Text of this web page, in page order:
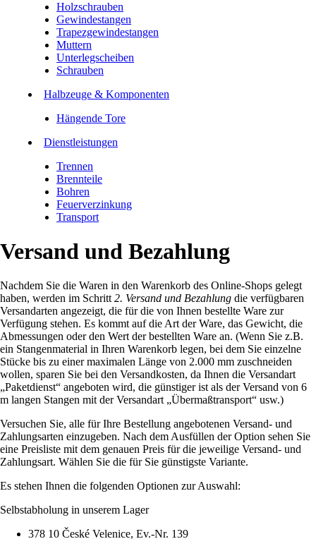
Holzschrauben
Gewindestangen
Trapezgewindestangen
Muttern
Unterlegscheiben
Schrauben
Halbzeuge & Komponenten
Hängende Tore
Dienstleistungen
Trennen
Brennteile
Bohren
Feuerverzinkung
Transport
Versand und Bezahlung
Nachdem Sie die Waren in den Warenkorb des Online-Shops gelegt
haben, werden im Schritt 2. Versand und Bezahlung die verfügbaren
Versandarten angezeigt, die für die von Ihnen bestellte Ware zur
Verfügung stehen. Es kommt auf die Art der Ware, das Gewicht, die
Abmessungen oder den Wert der bestellten Ware an. (Wenn Sie z.B.
ein Stangenmaterial in Ihren Warenkorb legen, bei dem Sie einzelne
Stücke bis zu einer maximalen Länge von 2.000 mm zuschneiden
wollen, sparen Sie bei den Versandkosten, da Ihnen die Versandart
„Paketdienst“ angeboten wird, die günstiger ist als der Versand von 6
m langen Stangen mit der Versandart „Übermaßtransport“ usw.)
Versuchen Sie, alle für Ihre Bestellung angebotenen Versand- und
Zahlungsarten einzugeben. Nach dem Ausfüllen der Option sehen Sie
eine Preisliste mit dem genauen Preis für die jeweilige Versand- und
Zahlungsart. Wählen Sie die für Sie günstigste Variante.
Es stehen Ihnen die folgenden Optionen zur Auswahl:
Selbstabholung in unserem Lager
378 10 České Velenice, Ev.-Nr. 139